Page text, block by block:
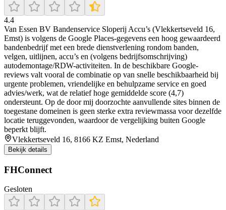
4.4
Van Essen BV Bandenservice Sloperij Accu’s (Vlekkertseveld 16,
Emst) is volgens de Google Places-gegevens een hoog gewaardeerd
bandenbedrijf met een brede dienstverlening rondom banden,
velgen, uitlijnen, accu’s en (volgens bedrijfsomschrijving)
autodemontage/RDW-activiteiten. In de beschikbare Google-
reviews valt vooral de combinatie op van snelle beschikbaarheid bij
urgente problemen, vriendelijke en behulpzame service en goed
advies/werk, wat de relatief hoge gemiddelde score (4,7)
ondersteunt. Op de door mij doorzochte aanvullende sites binnen de
toegestane domeinen is geen sterke extra reviewmassa voor dezelfde
locatie teruggevonden, waardoor de vergelijking buiten Google
beperkt blijft.
Vlekkertseveld 16, 8166 KZ Emst, Nederland
Bekijk details
FHConnect
Gesloten